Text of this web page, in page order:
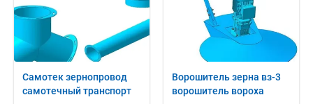
Самотек зернопровод
самотечный транспорт
Ворошитель зерна вз-3
ворошитель вороха